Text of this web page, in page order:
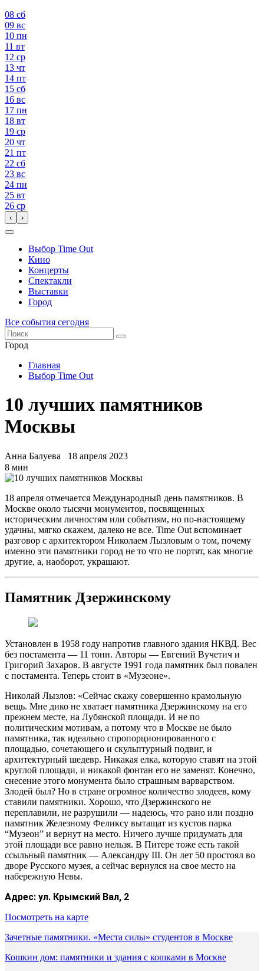
08 сб
09 вс
10 пн
11 вт
12 ср
13 чт
14 пт
15 сб
16 вс
17 пн
18 вт
19 ср
20 чт
21 пт
22 сб
23 вс
24 пн
25 вт
26 ср
‹ ›
Выбор Time Out
Кино
Концерты
Спектакли
Выставки
Город
Все события сегодня
Город
Главная
Выбор Time Out
10 лучших памятников
Москвы
Анна Балуева
18 апреля 2023
8 мин
18 апреля отмечается Международный день памятников. В
Москве около тысячи монументов, посвященных
историческим личностям или событиям, но по-настоящему
удачны, мягко скажем, далеко не все. Time Out вспоминает
разговор с архитектором Николаем Лызловым о том, почему
именно эти памятники город не то что не портят, как многие
другие, а, наоборот, украшают.
Памятник Дзержинскому
Установлен в 1958 году напротив главного здания НКВД. Вес
без постамента — 11 тонн. Авторы — Евгений Вучетич и
Григорий Захаров. В августе 1991 года памятник был повален
с постамента. Теперь стоит в «Музеоне».
Николай Лызлов: «Сейчас скажу совершенно крамольную
вещь. Мне дико не хватает памятника Дзержинскому на его
прежнем месте, на Лубянской площади. И не по
политическим мотивам, а потому что в Москве не было
памятника, так идеально спропорционированного с
площадью, сочетающего и скульптурный подвиг, и
архитектурный шедевр. Никакая елка, которую ставят на этой
круглой площади, и никакой фонтан его не заменят. Конечно,
снесение этого монумента было страшным варварством.
Злодей был? Но в стране огромное количество злодеев, кому
ставили памятники. Хорошо, что Дзержинского не
переплавили, не разрушили — надеюсь, что рано или поздно
памятник Железному Феликсу вытащат из кустов парка
“Музеон” и вернут на место. Ничего лучше придумать для
этой площади все равно нельзя. В Питере тоже есть такой
ссыльный памятник — Александру III. Он лет 50 простоял во
дворе Русского музея, а сейчас вернулся на свое место на
набережную Невы.
Адрес: ул. Крымский Вал, 2
Посмотреть на карте
Зачетные памятники. «Места силы» студентов в Москве
Кошкин дом: памятники и здания с кошками в Москве